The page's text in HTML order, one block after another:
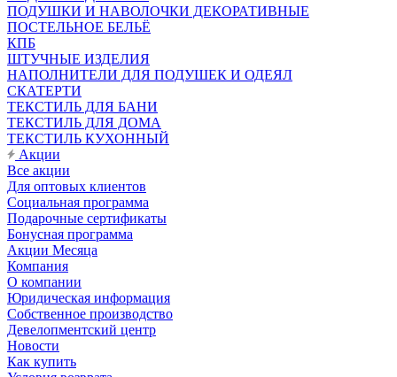
ПОДУШКИ И НАВОЛОЧКИ ДЕКОРАТИВНЫЕ
ПОСТЕЛЬНОЕ БЕЛЬЁ
КПБ
ШТУЧНЫЕ ИЗДЕЛИЯ
НАПОЛНИТЕЛИ ДЛЯ ПОДУШЕК И ОДЕЯЛ
СКАТЕРТИ
ТЕКСТИЛЬ ДЛЯ БАНИ
ТЕКСТИЛЬ ДЛЯ ДОМА
ТЕКСТИЛЬ КУХОННЫЙ
Акции
Все акции
Для оптовых клиентов
Социальная программа
Подарочные сертификаты
Бонусная программа
Акции Месяца
Компания
О компании
Юридическая информация
Собственное производство
Девелопментский центр
Новости
Как купить